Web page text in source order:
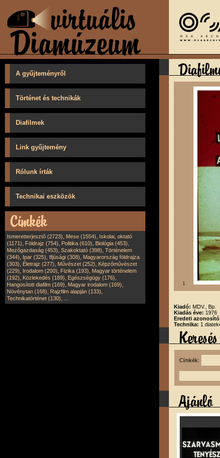
A gyűjteményről
Történet és technikák
Diafilmek
Link gyűjtemény
Rólunk írták
Technikai eszközök
Ismeretterjesztő (2723), Mese (1554), Iskolai, oktató
(1171), Földrajz (754), Politika (610), Biológia (453),
Mezőgazdaság (453), Szakoktató (398), Történelem
(344), Ipar (325), Ifjúsági (308), Magyarország földrajza
(303), Életrajz (277), Művészet (252), Képzőművészet
(229), Irodalom (200), Fizika (193), Magyar történelem
(192), Közlekedés (189), Egészségügy (176),
Hangosított diafilm (169), Magyar irodalom (169),
Növénytan (168), Rajzfilm alapján (133),
Technikatörténet (130),
1
Kiadó: MDV., Bp.
Kiadás éve: 1976
Eredeti
Technika: 1
Címkék: